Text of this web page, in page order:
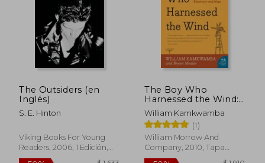
dcto.
The Outsiders (en
Inglés)
S. E. Hinton
Viking Books For Young
Readers, 2006, 1 Edición,
Tapa Blanda, Nuevo
The Boy Who
Harnessed the Wind:
Creating Currents of
Electricity and Hope
(P.S.) (en Inglés)
William Kamkwamba
(1)
William Morrow And
Company, 2010, Tapa
Blanda, Nuevo